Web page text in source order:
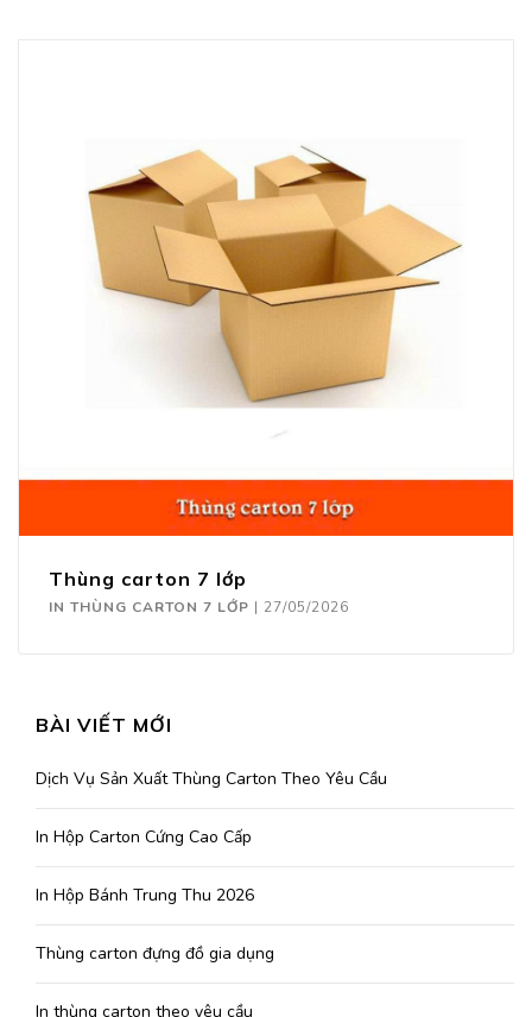
Thùng carton 7 lớp
IN THÙNG CARTON 7 LỚP | 27/05/2026
BÀI VIẾT MỚI
Dịch Vụ Sản Xuất Thùng Carton Theo Yêu Cầu
In Hộp Carton Cứng Cao Cấp
In Hộp Bánh Trung Thu 2026
Thùng carton đựng đồ gia dụng
In thùng carton theo yêu cầu